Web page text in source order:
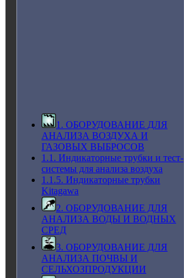
1. ОБОРУДОВАНИЕ ДЛЯ
АНАЛИЗА ВОЗДУХА И
ГАЗОВЫХ ВЫБРОСОВ
1.1. Индикаторные трубки и тест-
системы для анализа воздуха
1.1.5. Индикаторные трубки
Kitagawa
2. ОБОРУДОВАНИЕ ДЛЯ
АНАЛИЗА ВОДЫ И ВОДНЫХ
СРЕД
3. ОБОРУДОВАНИЕ ДЛЯ
АНАЛИЗА ПОЧВЫ И
СЕЛЬХОЗПРОДУКЦИИ